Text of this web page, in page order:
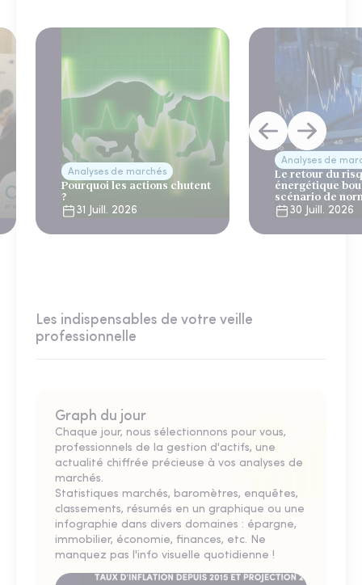
Analyses de marchés
Pourquoi les actions chutent
?
31 Juill. 2026
Analyses de
Le retour du
énergétique
scénario de
30 Juill. 2026
Les indispensables de votre veille
professionnelle
Graph du jour
Chaque jour, nous sélectionnons pour vous,
professionnels de la gestion d'actifs, une
actualité chiffrée précieuse à vos analyses de
marchés.
Statistiques marchés, baromètres, enquêtes,
classements, résumés en un graphique ou une
infographie dans divers domaines : épargne,
immobilier, économie, finances, etc. Ne
manquez pas l'info visuelle quotidienne !